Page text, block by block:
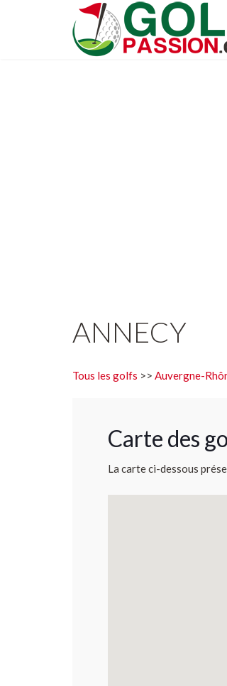
ANNECY
Tous les golfs >> Auvergne-
Carte des
La carte ci-dessous